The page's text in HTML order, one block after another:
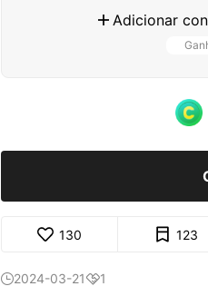
 Adicionar
130 123
2024-03-211